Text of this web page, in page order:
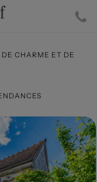
CHARME ET DE